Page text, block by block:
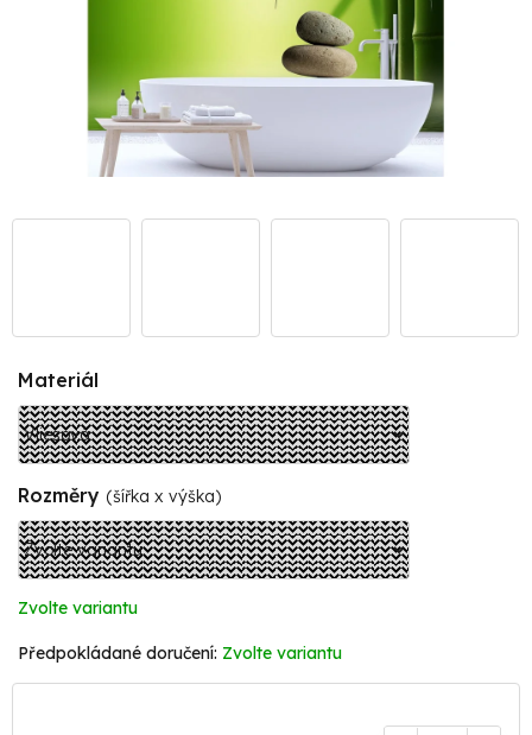
Materiál
Rozměry (šířka x výška)
Zvolte variantu
Zvolte variantu